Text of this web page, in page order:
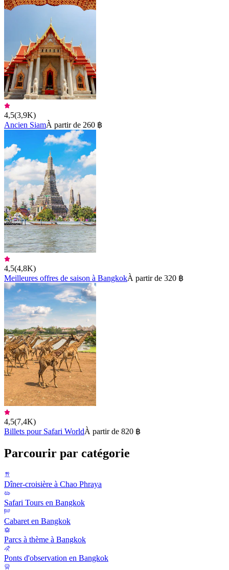
4,5(3,9K)
Ancien SiamÀ partir de 260 ฿
4,5(4,8K)
Meilleures offres de saison à BangkokÀ partir de 320 ฿
4,5(7,4K)
Billets pour Safari WorldÀ partir de 820 ฿
Parcourir par catégorie
Dîner-croisière à Chao Phraya
Safari Tours en Bangkok
Cabaret en Bangkok
Parcs à thème à Bangkok
Ponts d'observation en Bangkok